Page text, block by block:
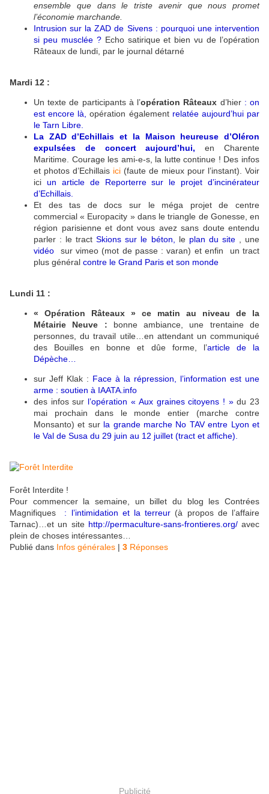
ensemble que dans le triste avenir que nous promet
l’économie marchande.
Intrusion sur la ZAD de Sivens : pourquoi une intervention
si peu musclée ? Echo satirique et bien vu de l’opération
Râteaux de lundi, par le journal détarné
Mardi 12 :
Un texte de participants à l’opération Râteaux d’hier : on
est encore là
opération également relatée aujourd’hui par
le Tarn Libre.
La ZAD d’Echillais et la Maison heureuse d’Oléron
expulsées de concert aujourd’hui, en Charente
Maritime. Courage les ami-e-s, la lutte continue ! Des infos
et photos d’Echillais ici (faute de mieux pour l’instant). Voir
ici un article de Reporterre sur le projet d’incinérateur
d’Echillais
Et des tas de docs sur le méga projet de centre
commercial « Europacity » dans le triangle de Gonesse, en
région parisienne et dont vous avez sans doute entendu
parler : le tractSkions sur le béton le plan du site
, une
vidéo
sur vimeo (mot de passe : varan) et enfin un tract
plus général contre le Grand Paris et son monde
Lundi 11 :
« Opération Râteaux » ce matin au niveau de la
Métairie Neuve : bonne ambiance, une trentaine de
personnes, du travail utile…en attendant un communiqué
des Bouilles en bonne et dûe forme, l’article de la
Dépèche…
sur Jeff Klak : Face à la répression, l’information est une
arme : soutien à IAATA.info
des infos sur l’opération « Aux graines citoyens ! » du 23
mai prochain dans le monde entier (marche contre
Monsanto) et sur la grande marche No TAV entre Lyon et
le Val de Susa du 29 juin au 12 juillet (tract et affiche)
Forêt Interdite !
Pour commencer la semaine, un billet du blog les Contrées
Magnifiques : l’intimidation et la terreur (à propos de l’affaire
Tarnac)…et un site http://permaculture-sans-frontieres.org/ avec
plein de choses intéressantes…
Publié dans Infos générales | 3 Réponses
Publicité